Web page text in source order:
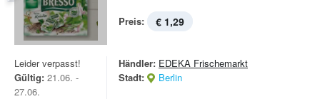
Preis: € 1,29
Leider verpasst!
Gültig: 21.06. -
27.06.
Händler: EDEKA Frischemarkt
Stadt:
Berlin